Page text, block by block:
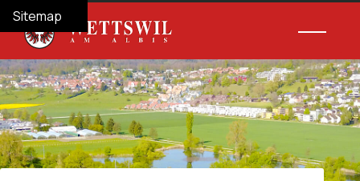
Navigieren in Wettswil am Albis
Schnellnavigation
Home
Navigation
Inhalt
Suche
Sitemap
Suche